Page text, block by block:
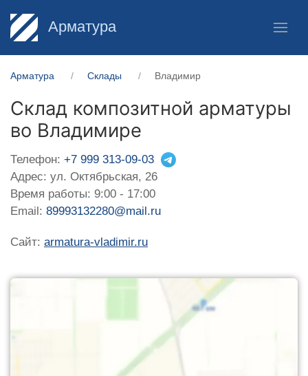
Арматура
Арматура Склады Владимир
Склад композитной арматуры
во Владимире
Телефон: +7 999 313-09-03
Адрес: ул. Октябрьская, 26
Время работы: 9:00 - 17:00
Email: 89993132280@mail.ru
Сайт: armatura-vladimir.ru